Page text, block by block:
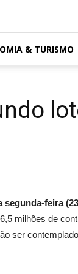
& TURISMO
segunda-feira
milhões de
ser